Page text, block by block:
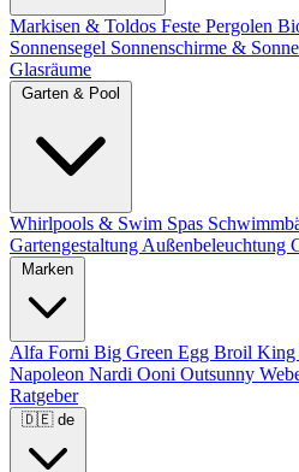
Markisen & Toldos Feste Pergolen
Sonnensegel Sonnenschirme &
Glasräume
Whirlpools & Swim Spas
Gartengestaltung Außenbeleuchtung
Alfa Forni Big Green Egg Broil King
Napoleon Nardi Ooni Outsunny
Ratgeber
🇩🇪 de